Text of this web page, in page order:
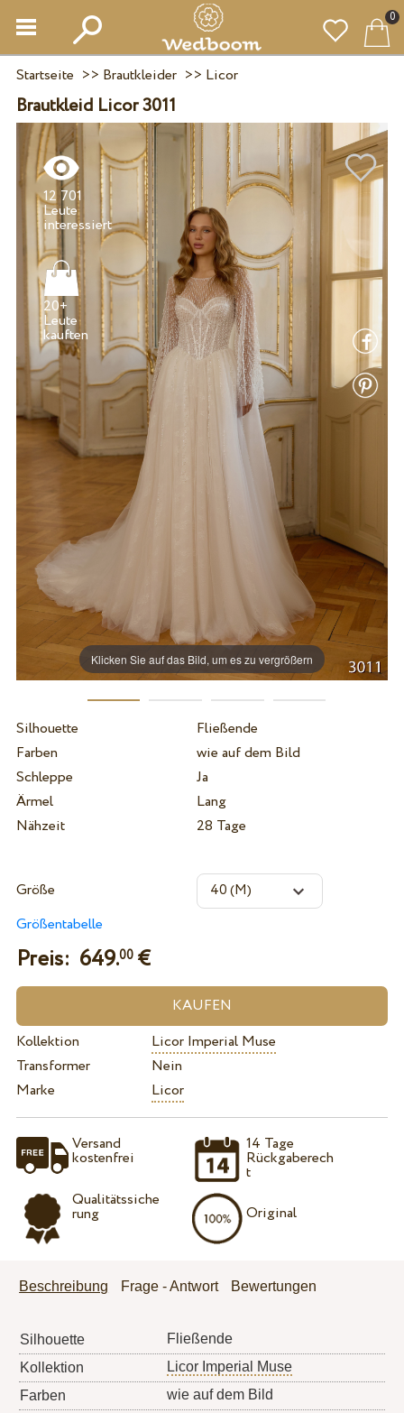
0
Startseite >> Brautkleider>> Licor
Brautkleid Licor 3011
Klicken Sie auf das Bild, um es zu vergrößern
12 701
Leute
interessiert
20+
Leute
Silhouette
Fließende
Farben
wie auf dem Bild
Schleppe
Ja
Ärmel
Lang
Nähzeit
28 Tage
Größe
Größentabelle
Preis: 649.00€
Kollektion
Licor Imperial Muse
Transformer
Nein
Marke
Licor
Versand
kostenfrei
Qualitätssiche
rung
14 Tage
Rückgaberech
t
Original
Beschreibung Frage - Antwort Bewertungen
Silhouette
Fließende
Kollektion
Licor Imperial Muse
Farben
wie auf dem Bild